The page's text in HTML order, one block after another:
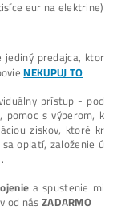
kusov.
Zarobí?
Pošlite mi